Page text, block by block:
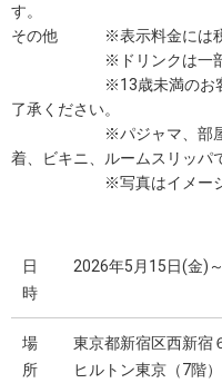
す。
その他 ※表示料金には税
※ドリンクは一部セル
※13歳未満のお客様は
了承ください。
※パジャマ、部屋に備
着、ビキニ、ルームスリッパ
※写真はイメージ
日
時
2026年5月15日(金)
場
所
東京都新宿区西新宿
ヒルトン東京（7階